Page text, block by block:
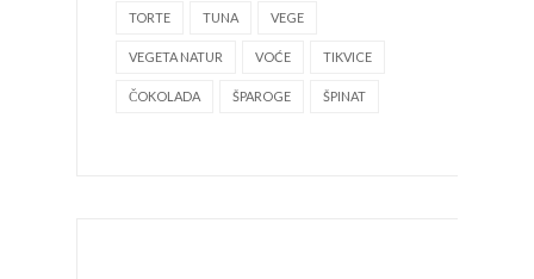
TORTE TUNA VEGE
VEGETA NATUR VOĆE TIKVICE
ČOKOLADA ŠPAROGE ŠPINAT